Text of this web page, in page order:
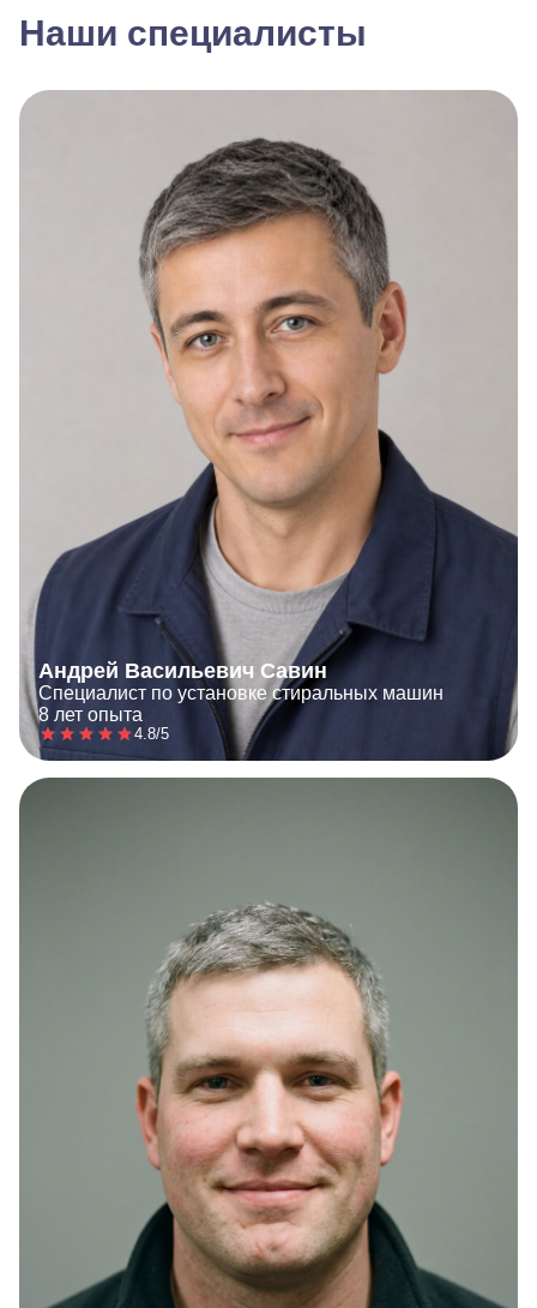
Наши специалисты
Андрей Васильевич Савин
Специалист по установке стиральных машин
8 лет опыта
4.8/5